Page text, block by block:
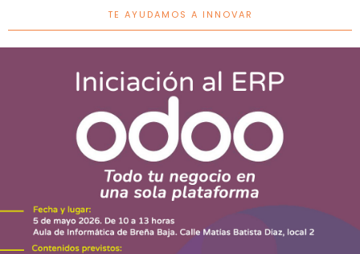
TE AYUDAMOS A INNOVAR